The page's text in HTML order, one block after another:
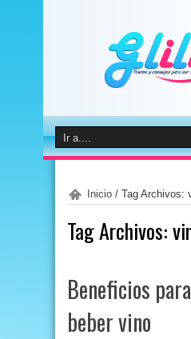
Inicio / Tag Archivos:
Tag Archivos:
Beneficios
beber vino